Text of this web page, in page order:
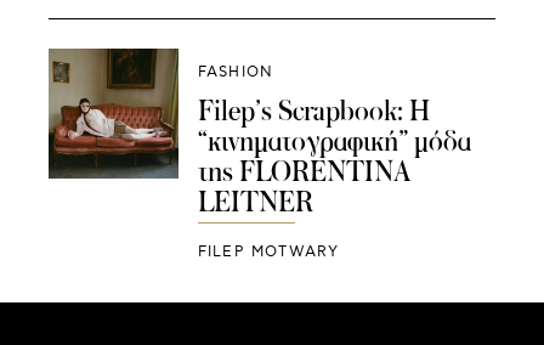
FASHION
Filep’s Scrapbook: Η
“κινηματογραφική” μόδα
της FLORENTINA
LEITNER
FILEP MOTWARY